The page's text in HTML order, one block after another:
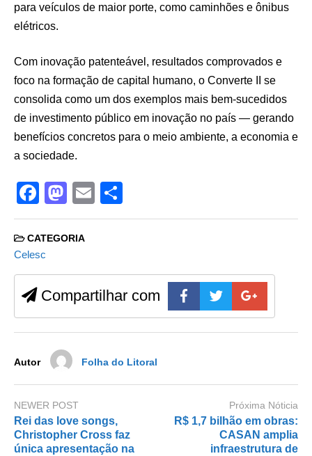
para veículos de maior porte, como caminhões e ônibus
elétricos.
Com inovação patenteável, resultados comprovados e
foco na formação de capital humano, o Converte II se
consolida como um dos exemplos mais bem-sucedidos
de investimento público em inovação no país — gerando
benefícios concretos para o meio ambiente, a economia e
a sociedade.
F
a
c
e
b
o
o
M
a
st
d
o
n
E
m h
CATEGORIA
Celesc
Compartilhar com
Autor Folha do Litoral
NEWER POST
Rei das love songs,
Christopher Cross faz
única apresentação na
Próxima Nóticia
R$ 1,7 bilhão em obras:
CASAN amplia
infraestrutura de